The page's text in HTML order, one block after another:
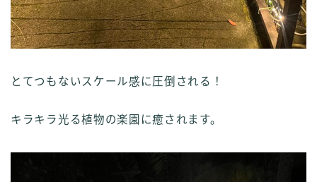
とてつもないスケール感に圧倒される！
キラキラ光る植物の楽園に癒されます。